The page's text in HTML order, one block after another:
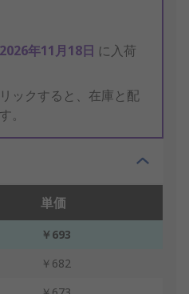
2026年11月18日 に入荷
ックすると、在庫と配
。
単価
￥693
￥682